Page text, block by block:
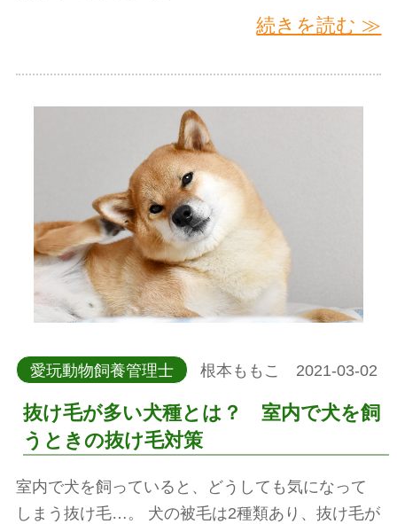
続きを読む ≫
愛玩動物飼養管理士 根本ももこ 2021-03-02
抜け毛が多い犬種とは？ 室内で犬を飼
うときの抜け毛対策
室内で犬を飼っていると、どうしても気になって
しまう抜け毛…。 犬の被毛は2種類あり、抜け毛が